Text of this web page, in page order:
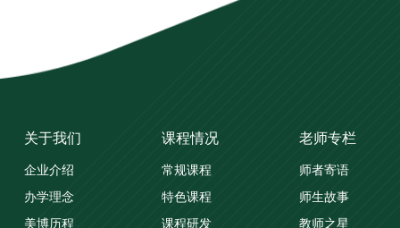
关于我们
企业介绍
办学理念
美博历程
课程情况
常规课程
特色课程
课程研发
老师专栏
师者寄语
师生故事
教师之星